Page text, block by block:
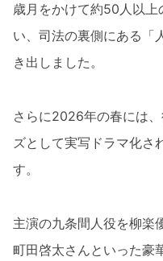
歳月をかけて約50人以
い、司法の裏側にある「
き出しました。
さらに2026年の春には
ズとして実写ドラマ化さ
す。
主演の九条間人役を柳楽
町田啓太さんといった豪